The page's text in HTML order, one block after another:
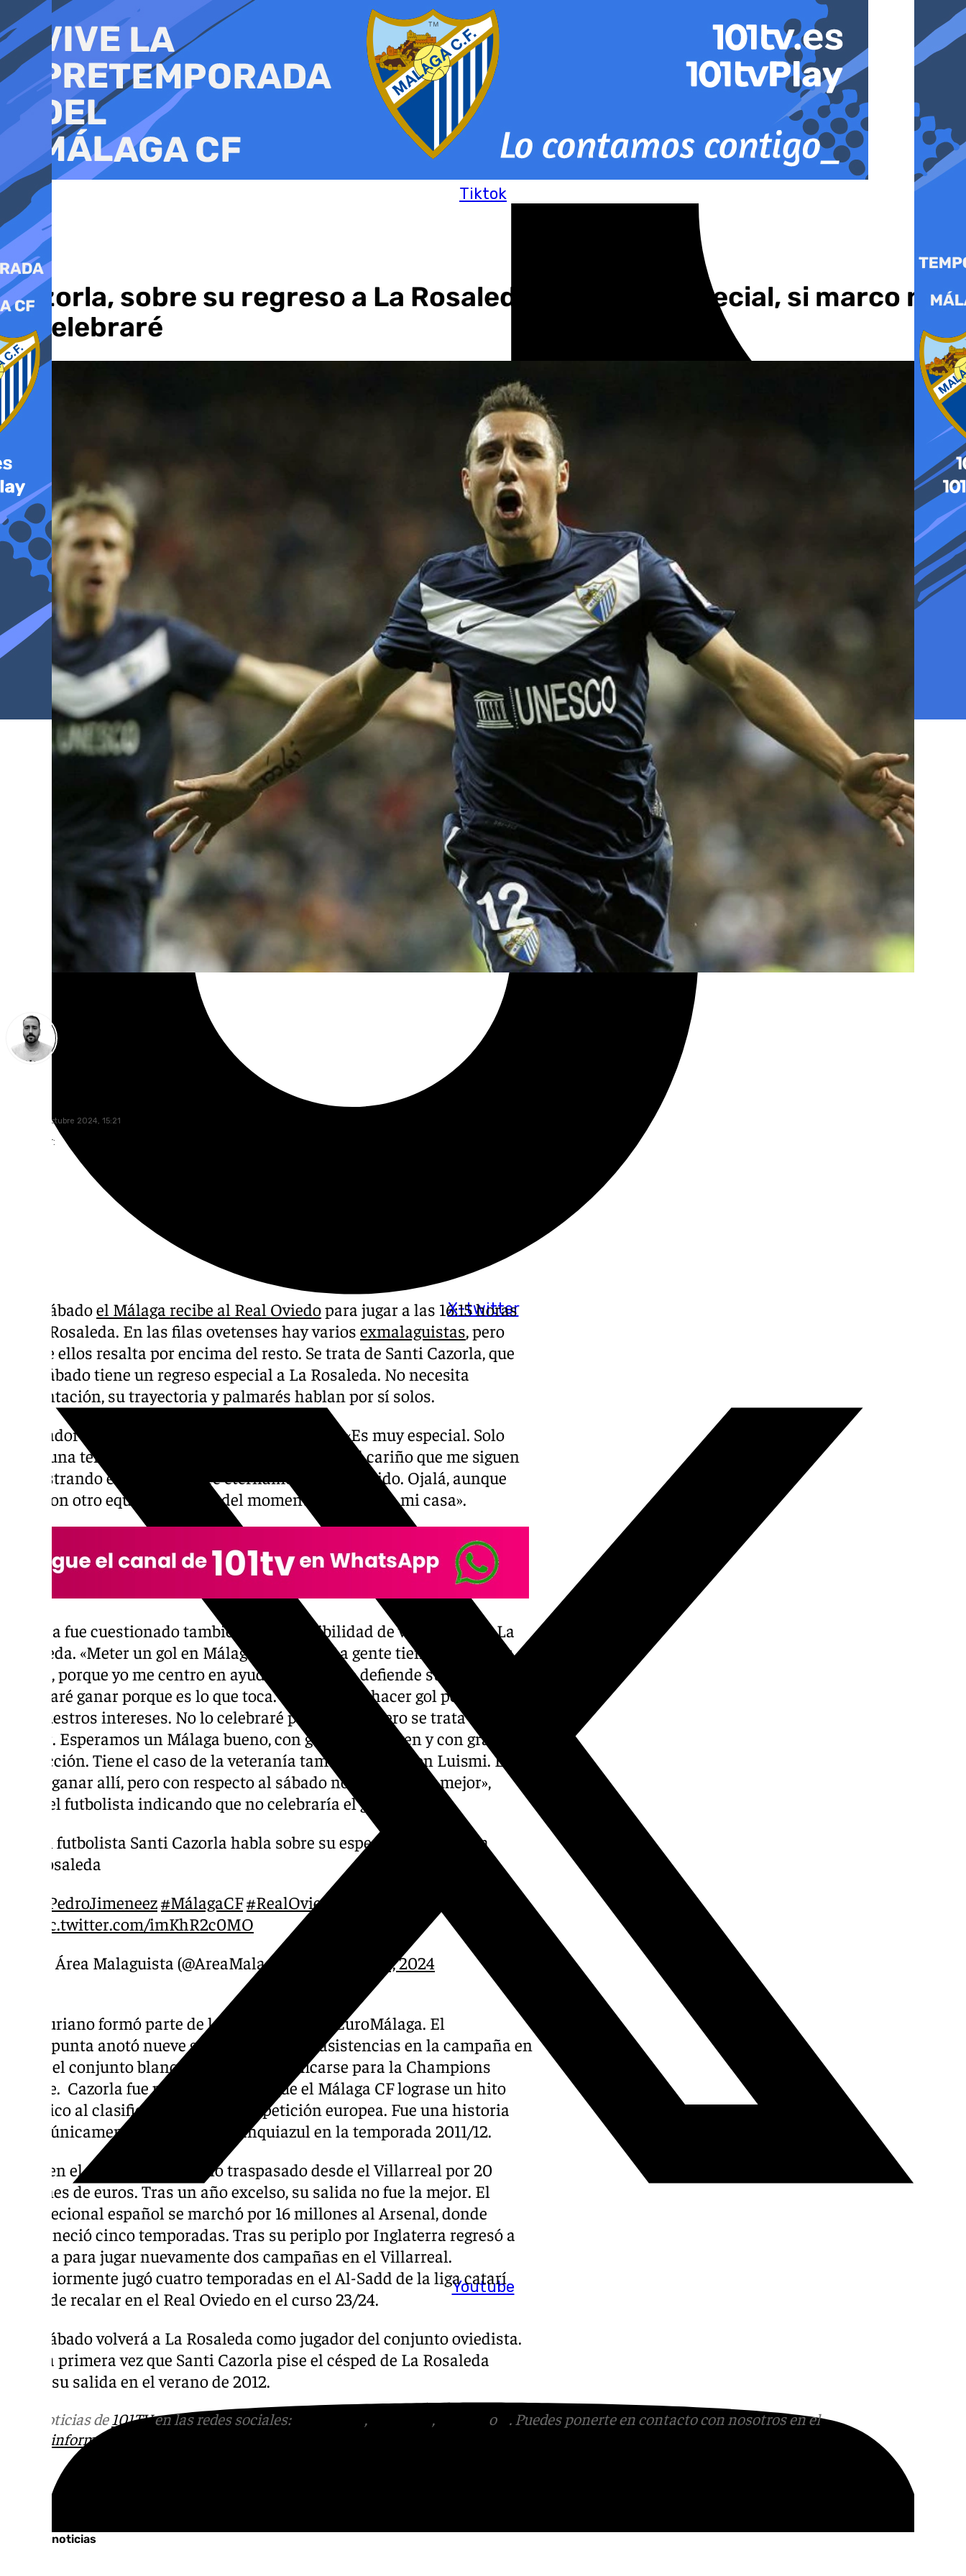
al
contenido
Tiktok
X-twitter
Youtube
Cazorla, sobre su regreso a La Rosaleda: «Es muy especial, si marco no
lo celebraré
jueves, 17 octubre 2024, 15:21
Compartir:
Este sábadoel Málaga recibe al Real Oviedopara jugar a las 16:15 horas
en La Rosaleda. En las filas ovetenses hay varios exmalaguistas, pero
uno de ellos resalta por encima del resto. Se trata de Santi Cazorla, que
este sábado tiene un regreso especial a La Rosaleda. No necesita
presentación, su trayectoria y palmarés hablan por sí solos.
El jugador se mostraba así en rueda de prensa: «Es muy especial. Solo
jugué una temporada allí, pero fue maravillosa. El cariño que me siguen
demostrando es brutal, estaré eternamente agradecido. Ojalá, aunque
vaya con otro equipo, disfrute del momento porque fue mi casa».
Cazorla fue cuestionado también por la posibilidad de ver puerta en La
Rosaleda. «Meter un gol en Málaga es bueno. La gente tiene más ganas
que yo, porque yo me centro en ayudar. Cada uno defiende sus colores e
intentaré ganar porque es lo que toca. Ojalá pueda hacer gol porque miro
por nuestros intereses. No lo celebraré por respeto, pero se trata de
sumar. Esperamos un Málaga bueno, con gente muy joven y con gran
proyección. Tiene el caso de la veteranía también como con Luismi. Es
difícil ganar allí, pero con respecto al sábado no les deseo lo mejor»,
decía el futbolista indicando que no celebraría el gol.
️ El futbolista Santi Cazorla habla sobre su especial regreso a La
Rosaleda
@PedroJimeneez#MálagaCF#RealOviedoMálaga
pic.twitter.com/imKhR2c0MO
— Área Malaguista (@AreaMalaguista)
October 17, 2024
El asturiano formó parte de los cimientos del EuroMálaga. El
mediapunta anotó nueve goles y dio cuatro asistencias en la campaña en
la que el conjunto blanquiazul logró clasificarse para la Champions
League. Cazorla fue pieza clave para que el Málaga CF lograse un hito
histórico al clasificarse para la competición europea. Fue una historia
corta: únicamente se vistió de blanquiazul en la temporada 2011/12.
Llegó en el mercado de verano traspasado desde el Villarreal por 20
millones de euros. Tras un año excelso, su salida no fue la mejor. El
internecional español se marchó por 16 millones al Arsenal, donde
permaneció cinco temporadas. Tras su periplo por Inglaterra regresó a
España para jugar nuevamente dos campañas en el Villarreal.
Posteriormente jugó cuatro temporadas en el Al-Sadd de la liga catarí
antes de recalar en el Real Oviedo en el curso 23/24.
Este sábado volverá a La Rosaleda como jugador del conjunto oviedista.
Será la primera vez que Santi Cazorla pise el césped de La Rosaleda
desde su salida en el verano de 2012.
Más noticias de 101TVen las redes sociales: , , o
. Puedes ponerte en contacto con nosotros en el
informativos@101tv.es
Últimas noticias